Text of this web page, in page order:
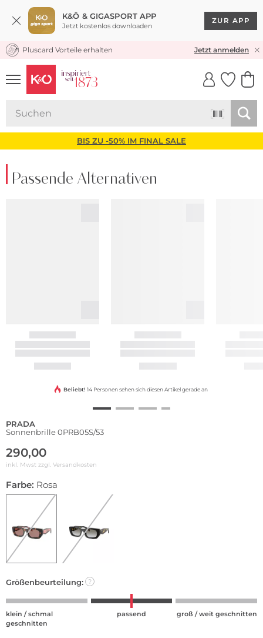
K&Ö & GIGASPORT APP
Jetzt kostenlos downloaden
ZUR APP
KOSTENLOSER VERSAND* & RÜCKVERSAND
Pluscard Vorteile erhalten Jetzt anmelden
UNSERE APP
CLICK &
BIS ZU -50% IM FINAL SALE
Passende Alternativen
Beliebt! 14 Personen sehen sich diesen Artikel gerade an
PRADA
Sonnenbrille 0PRB05S/53
290,00
inkl. Mwst zzgl. Versandkosten
Farbe: Rosa
Größenbeurteilung: ?
klein / schmal
geschnitten
passend groß / weit geschnitten